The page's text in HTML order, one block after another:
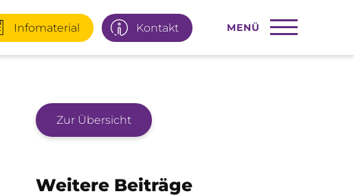
Infomaterial Kontakt MENÜ
Zur Übersicht
Weitere Beiträge